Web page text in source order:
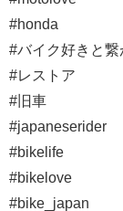
#honda⁣
#バイク好きと繋
#レストア ⁣
#旧車⁣
#japaneserider⁣
#bikelife⁣
#bikelove⁣
#bike_japan⁣